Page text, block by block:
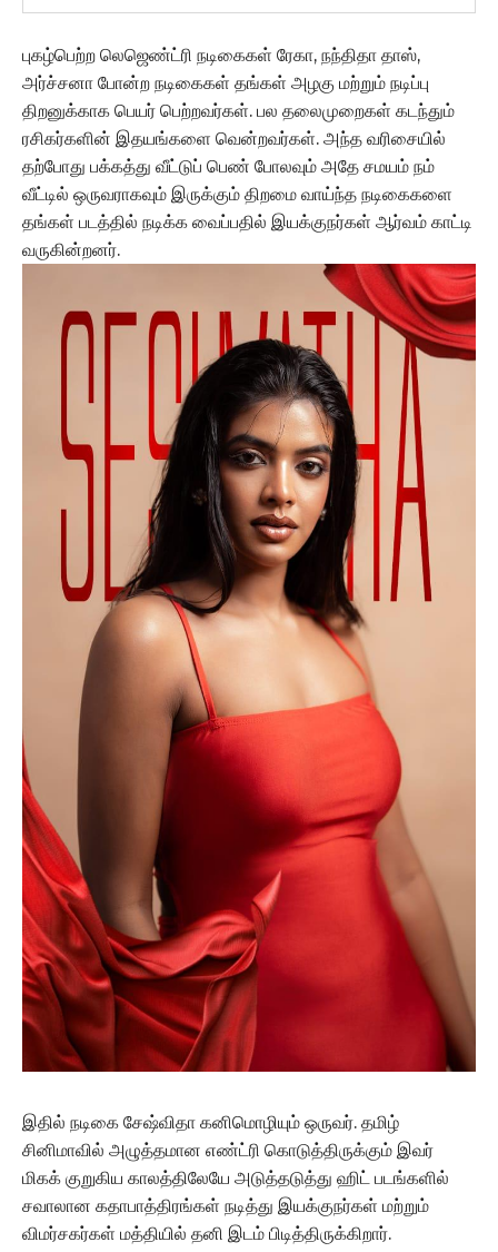
புகழ்பெற்ற லெஜெண்ட்ரி நடிகைகள் ரேகா, நந்திதா தாஸ்,
அர்ச்சனா போன்ற நடிகைகள் தங்கள் அழகு மற்றும் நடிப்பு
திறனுக்காக பெயர் பெற்றவர்கள். பல தலைமுறைகள் கடந்தும்
ரசிகர்களின் இதயங்களை வென்றவர்கள். அந்த வரிசையில்
தற்போது பக்கத்து வீட்டுப் பெண் போலவும் அதே சமயம் நம்
வீட்டில் ஒருவராகவும் இருக்கும் திறமை வாய்ந்த நடிகைகளை
தங்கள் படத்தில் நடிக்க வைப்பதில் இயக்குநர்கள் ஆர்வம் காட்டி
வருகின்றனர்.
இதில் நடிகை சேஷ்விதா கனிமொழியும் ஒருவர். தமிழ்
சினிமாவில் அழுத்தமான எண்ட்ரி கொடுத்திருக்கும் இவர்
மிகக் குறுகிய காலத்திலேயே அடுத்தடுத்து ஹிட் படங்களில்
சவாலான கதாபாத்திரங்கள் நடித்து இயக்குநர்கள் மற்றும்
விமர்சகர்கள் மத்தியில் தனி இடம் பிடித்திருக்கிறார்.